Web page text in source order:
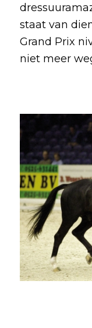
staat van
Grand Prix
niet meer